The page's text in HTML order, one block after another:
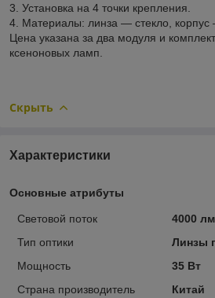
3. Установка на 4 точки крепления.
4. Материалы: линза — стекло,
Цена указана за два модуля и
ксеноновых ламп.
Скрыть
Характеристики
Основные атрибуты
Световой поток
4000 лм
Тип оптики
Линзы
Мощность
35 Вт
Страна производитель
Китай